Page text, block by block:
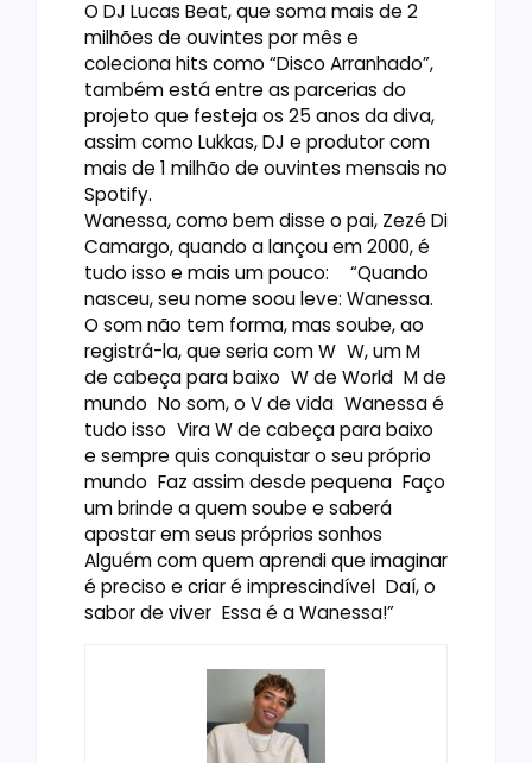
O DJ Lucas Beat, que soma mais de 2
milhões de ouvintes por mês e
coleciona hits como “Disco Arranhado”,
também está entre as parcerias do
projeto que festeja os 25 anos da diva,
assim como Lukkas, DJ e produtor com
mais de 1 milhão de ouvintes mensais no
Spotify.
Wanessa, como bem disse o pai, Zezé Di
Camargo, quando a lançou em 2000, é
tudo isso e mais um pouco: “Quando
nasceu, seu nome soou leve: Wanessa.
O som não tem forma, mas soube, ao
registrá-la, que seria com W W, um M
de cabeça para baixo W de World M de
mundo No som, o V de vida Wanessa é
tudo isso Vira W de cabeça para baixo
e sempre quis conquistar o seu próprio
mundo Faz assim desde pequena Faço
um brinde a quem soube e saberá
apostar em seus próprios sonhos
Alguém com quem aprendi que imaginar
é preciso e criar é imprescindível Daí, o
sabor de viver Essa é a Wanessa!”